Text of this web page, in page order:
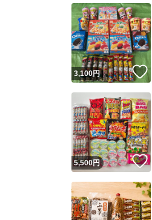
3,100円
5,500円